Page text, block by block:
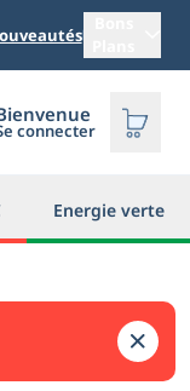
connecter
Energie verte